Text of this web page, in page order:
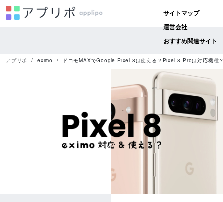
サイトマップ
運営会社
おすすめ関連サイト
アプリポ eximo ドコモMAXでGoogle Pixel 8は使える？Pixel 8 Proは対応機種